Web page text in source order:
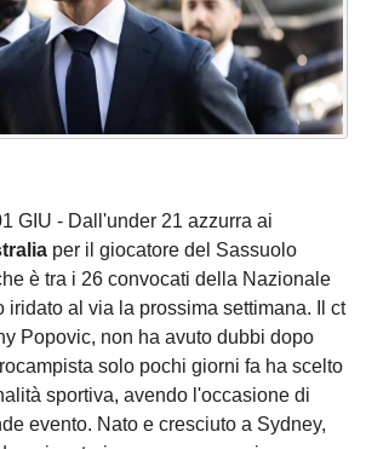
GIU - Dall'under 21 azzurra ai
per il giocatore del Sassuolo
è tra i 26 convocati della Nazionale
iridato al via la prossima settimana. Il ct
Popovic, non ha avuto dubbi dopo
solo pochi giorni fa ha scelto
sportiva, avendo l'occasione di
evento. Nato e cresciuto a Sydney,